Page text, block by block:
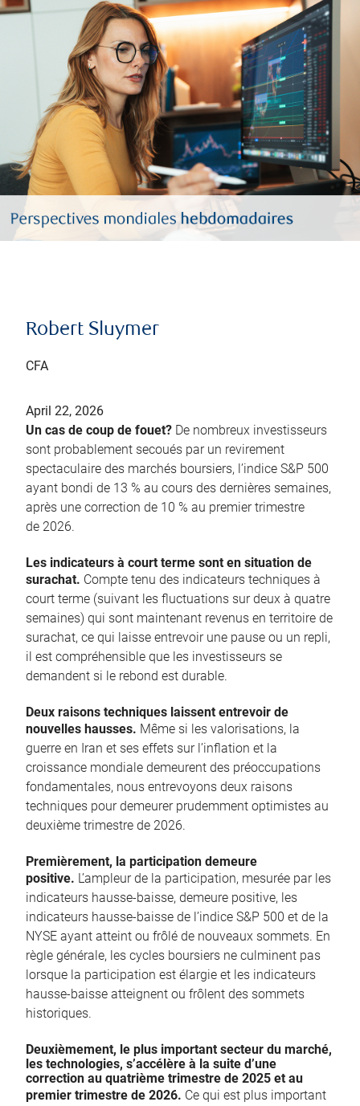
Robert Sluymer
CFA
April 22, 2026
Un cas de coup de fouet? De nombreux investisseurs
sont probablement secoués par un revirement
spectaculaire des marchés boursiers, l’indice S&P 500
ayant bondi de 13 % au cours des dernières semaines,
après une correction de 10 % au premier trimestre
de 2026.
Les indicateurs à court terme sont en situation de
surachat. Compte tenu des indicateurs techniques à
court terme (suivant les fluctuations sur deux à quatre
semaines) qui sont maintenant revenus en territoire de
surachat, ce qui laisse entrevoir une pause ou un repli,
il est compréhensible que les investisseurs se
demandent si le rebond est durable.
Deux raisons techniques laissent entrevoir de
nouvelles hausses. Même si les valorisations, la
guerre en Iran et ses effets sur l’inflation et la
croissance mondiale demeurent des préoccupations
fondamentales, nous entrevoyons deux raisons
techniques pour demeurer prudemment optimistes au
deuxième trimestre de 2026.
Premièrement, la participation demeure
positive. L’ampleur de la participation, mesurée par les
indicateurs hausse-baisse, demeure positive, les
indicateurs hausse-baisse de l’indice S&P 500 et de la
NYSE ayant atteint ou frôlé de nouveaux sommets. En
règle générale, les cycles boursiers ne culminent pas
lorsque la participation est élargie et les indicateurs
hausse-baisse atteignent ou frôlent des sommets
historiques.
Deuxièmement, le plus important secteur du marché,
les technologies, s’accélère à la suite d’une
correction au quatrième trimestre de 2025 et au
premier trimestre de 2026. Ce qui est plus important